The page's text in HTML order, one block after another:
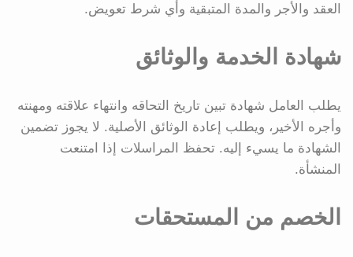
العقد والأجر والمدة المتبقية وأي شرط تعويض.
شهادة الخدمة والوثائق
يطلب العامل شهادة تبين تاريخ التحاقه وانتهاء علاقته ومهنته
وأجره الأخير، ويطلب إعادة الوثائق الأصلية. لا يجوز تضمين
الشهادة ما يسيء إليه. تحفظ المراسلات إذا امتنعت
المنشأة.
الخصم من المستحقات